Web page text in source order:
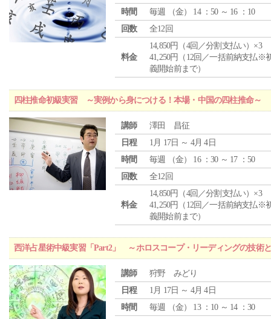
時間
毎週 （金） 14 ：50 ～ 16 ：10
回数
全12回
料金
14,850円（4回／分割支払い）×3
41,250円（12回／一括前納支払※
義開始前まで）
四柱推命初級実習 ～実例から身につける！本場・中国の四柱推命～
講師
澤田 昌征
日程
1月 17日 ～ 4月 4日
時間
毎週 （金） 16 ：30 ～ 17 ：50
回数
全12回
料金
14,850円（4回／分割支払い）×3
41,250円（12回／一括前納支払※
義開始前まで）
西洋占星術中級実習「Part2」 ～ホロスコープ・リーディングの技術
講師
狩野 みどり
日程
1月 17日 ～ 4月 4日
時間
毎週 （金） 13 ：10 ～ 14 ：30